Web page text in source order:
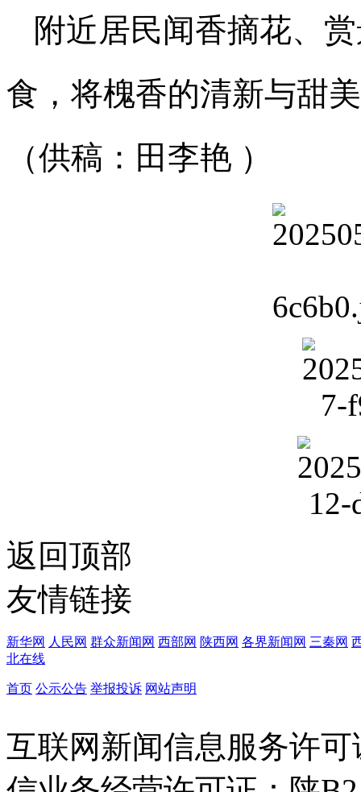
附近居民闻香摘花、
食，将槐香的清新与甜
（供稿：田李艳 ）
返回顶部
友情链接
新华网 人民网 群众新闻网 西部网 陕西网 各界新闻网 三秦网
北在线
首页 公示公告 举报投诉 网站声明
互联网新闻信息服务许